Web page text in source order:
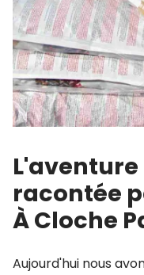
L'aventure
racontée
À Cloche
Aujourd'hui nous